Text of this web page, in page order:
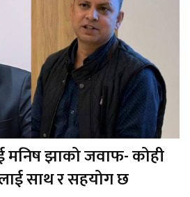
मनिष झाको जवाफ- कोही
साथ र सहयोग छ